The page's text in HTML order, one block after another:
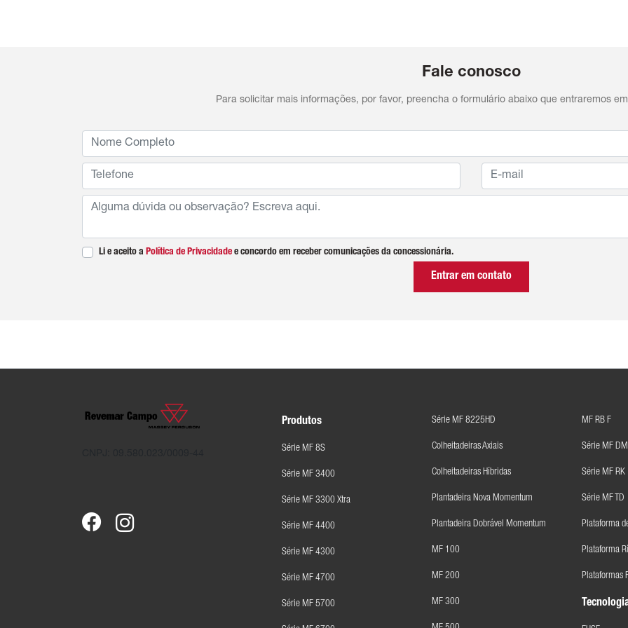
Fale conosco
Para solicitar mais informações, por favor, preencha o formulário abaixo que entraremos
Li e aceito a Política de Privacidade e concordo em receber comunicações da concessionária.
Entrar em contato
Produtos
Série MF 8S
Série MF 3400
Série MF 3300 Xtra
Série MF 4400
Série MF 4300
Série MF 4700
Série MF 5700
Série MF 8225HD
Colheitadeiras Axiais
Colheitadeiras Híbridas
Plantadeira Nova Momentum
Plantadeira Dobrável Momentum
MF 100
MF 200
MF 300
MF RB F
Série MF DM
Série MF RK
Série MF TD
Plataforma
Plataforma
Plataformas